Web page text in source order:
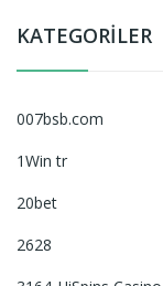
KATEGORILER
007bsb.com
1Win tr
20bet
2628